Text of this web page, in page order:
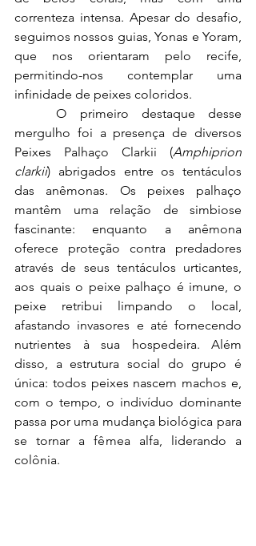
correnteza intensa. Apesar do desafio,
seguimos nossos guias, Yonas e Yoram,
que nos orientaram pelo recife,
permitindo-nos contemplar uma
infinidade de peixes coloridos.
	O primeiro destaque desse
mergulho foi a presença de diversos
Peixes Palhaço Clarkii (Amphiprion
clarkii) abrigados entre os tentáculos
das anêmonas. Os peixes palhaço
mantêm uma relação de simbiose
fascinante: enquanto a anêmona
oferece proteção contra predadores
através de seus tentáculos urticantes,
aos quais o peixe palhaço é imune, o
peixe retribui limpando o local,
afastando invasores e até fornecendo
nutrientes à sua hospedeira. Além
disso, a estrutura social do grupo é
única: todos peixes nascem machos e,
com o tempo, o indivíduo dominante
passa por uma mudança biológica para
se tornar a fêmea alfa, liderando a
colônia.